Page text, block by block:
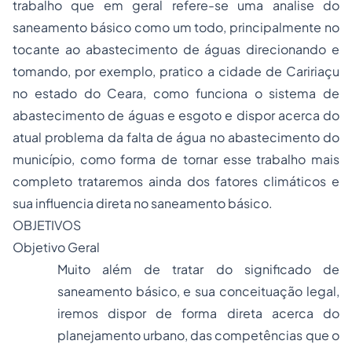
trabalho que em geral refere-se uma analise do
saneamento básico como um todo, principalmente no
tocante ao abastecimento de águas direcionando e
tomando, por exemplo, pratico a cidade de Caririaçu
no estado do Ceara, como funciona o sistema de
abastecimento de águas e esgoto e dispor acerca do
atual problema da falta de água no abastecimento do
município, como forma de tornar esse trabalho mais
completo trataremos ainda dos fatores climáticos e
sua influencia direta no saneamento básico.
OBJETIVOS
Objetivo Geral
Muito além de tratar do significado de
saneamento básico, e sua conceituação legal,
iremos dispor de forma direta acerca do
planejamento urbano, das competências que o